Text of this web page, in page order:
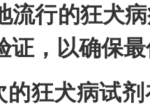
流行的狂犬
证，以确保
的狂犬病试